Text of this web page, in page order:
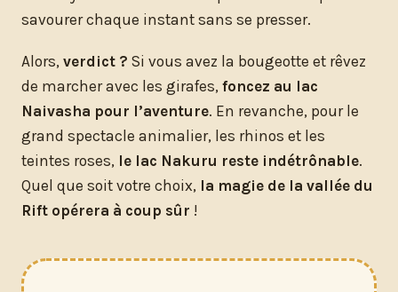
savourer chaque instant sans se presser.
Alors, verdict ? Si vous avez la bougeotte et rêvez
de marcher avec les girafes, foncez au lac
Naivasha pour l’aventure. En revanche, pour le
grand spectacle animalier, les rhinos et les
teintes roses, le lac Nakuru reste indétrônable.
Quel que soit votre choix, la magie de la vallée du
Rift opérera à coup sûr !